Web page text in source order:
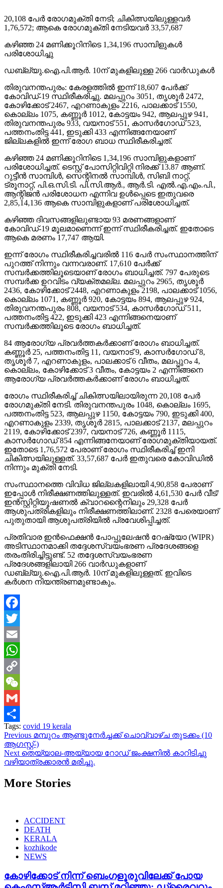
20,108 പേര്‍ രോഗമുക്തി നേടി; ചികിത്സയിലുള്ളവര്‍
1,76,572; ആകെ രോഗമുക്തി നേടിയവര്‍ 33,57,687
കഴിഞ്ഞ 24 മണിക്കൂറിനിടെ 1,34,196 സാമ്പിളുകള്‍
പരിശോധിച്ചു
ഡബ്ല്യു.ഐ.പി.ആര്‍. 10ന് മുകളിലുള്ള 266 വാര്‍ഡുകള്‍
തിരുവനന്തപുരം: കേരളത്തില്‍ ഇന്ന് 18,607 പേര്‍ക്ക്
കോവിഡ്-19 സ്ഥിരീകരിച്ചു. മലപ്പുറം 3051, തൃശൂര്‍ 2472,
കോഴിക്കോട് 2467, എറണാകുളം 2216, പാലക്കാട് 1550,
കൊല്ലം 1075, കണ്ണൂര്‍ 1012, കോട്ടയം 942, ആലപ്പുഴ 941,
തിരുവനന്തപുരം 933, വയനാട് 551, കാസര്‍ഗോഡ് 523,
പത്തനംതിട്ട 441, ഇടുക്കി 433 എന്നിങ്ങനേയാണ്
ജില്ലകളില്‍ ഇന്ന് രോഗ ബാധ സ്ഥിരീകരിച്ചത്.
കഴിഞ്ഞ 24 മണിക്കൂറിനിടെ 1,34,196 സാമ്പിളുകളാണ്
പരിശോധിച്ചത്. ടെസ്റ്റ് പോസിറ്റിവിറ്റി നിരക്ക് 13.87 ആണ്.
റുട്ടീന്‍ സാമ്പിള്‍, സെന്റിനല്‍ സാമ്പിള്‍, സിബി നാറ്റ്,
ട്രൂനാറ്റ്, പി.ഒ.സി.ടി. പി.സി.ആര്‍., ആര്‍.ടി. എല്‍.എ.എം.പി.,
ആന്റിജന്‍ പരിശോധന എന്നിവ ഉള്‍പ്പെടെ ഇതുവരെ
2,85,14,136 ആകെ സാമ്പിളുകളാണ് പരിശോധിച്ചത്.
കഴിഞ്ഞ ദിവസങ്ങളിലുണ്ടായ 93 മരണങ്ങളാണ്
കോവിഡ്-19 മൂലമാണെന്ന് ഇന്ന് സ്ഥിരീകരിച്ചത്. ഇതോടെ
ആകെ മരണം 17,747 ആയി.
ഇന്ന് രോഗം സ്ഥിരീകരിച്ചവരില്‍ 116 പേര്‍ സംസ്ഥാനത്തിന്
പുറത്ത് നിന്നും വന്നവരാണ്. 17,610 പേര്‍ക്ക്
സമ്പര്‍ക്കത്തിലൂടെയാണ് രോഗം ബാധിച്ചത്. 797 പേരുടെ
സമ്പര്‍ക്ക ഉറവിടം വ്യക്തമല്ല. മലപ്പുറം 2965, തൃശൂര്‍
2436, കോഴിക്കോട് 2448, എറണാകുളം 2198, പാലക്കാട് 1056,
കൊല്ലം 1071, കണ്ണൂര്‍ 920, കോട്ടയം 894, ആലപ്പുഴ 924,
തിരുവനന്തപുരം 808, വയനാട് 534, കാസര്‍ഗോഡ് 511,
പത്തനംതിട്ട 422, ഇടുക്കി 423 എന്നിങ്ങനെയാണ്
സമ്പര്‍ക്കത്തിലൂടെ രോഗം ബാധിച്ചത്.
84 ആരോഗ്യ പ്രവര്‍ത്തകര്‍ക്കാണ് രോഗം ബാധിച്ചത്.
കണ്ണൂര്‍ 25, പത്തനംതിട്ട 11, വയനാട് 9, കാസര്‍ഗോഡ് 8,
തൃശൂര്‍ 7, എറണാകുളം, പാലക്കാട് 6 വീതം, മലപ്പുറം 4,
കൊല്ലം, കോഴിക്കോട് 3 വീതം, കോട്ടയം 2 എന്നിങ്ങനെ
ആരോഗ്യ പ്രവര്‍ത്തകര്‍ക്കാണ് രോഗം ബാധിച്ചത്.
രോഗം സ്ഥിരീകരിച്ച് ചികിത്സയിലായിരുന്ന 20,108 പേര്‍
രോഗമുക്തി നേടി. തിരുവനന്തപുരം 1048, കൊല്ലം 1695,
പത്തനംതിട്ട 523, ആലപ്പുഴ 1150, കോട്ടയം 790, ഇടുക്കി 400,
എറണാകുളം 2339, തൃശൂര്‍ 2815, പാലക്കാട് 2137, മലപ്പുറം
2119, കോഴിക്കോട് 2397, വയനാട് 726, കണ്ണൂര്‍ 1115,
കാസര്‍ഗോഡ് 854 എന്നിങ്ങനേയാണ് രോഗമുക്തിയായത്.
ഇതോടെ 1,76,572 പേരാണ് രോഗം സ്ഥിരീകരിച്ച് ഇനി
ചികിത്സയിലുള്ളത്. 33,57,687 പേര്‍ ഇതുവരെ കോവിഡില്‍
നിന്നും മുക്തി നേടി.
സംസ്ഥാനത്തെ വിവിധ ജില്ലകളിലായി 4,90,858 പേരാണ്
ഇപ്പോള്‍ നിരീക്ഷണത്തിലുള്ളത്. ഇവരില്‍ 4,61,530 പേര്‍ വീട്/
ഇന്‍സ്റ്റിറ്റിയൂഷണല്‍ ക്വാറന്റൈനിലും 29,328 പേര്‍
ആശുപത്രികളിലും നിരീക്ഷണത്തിലാണ്. 2328 പേരെയാണ്
പുതുതായി ആശുപത്രിയില്‍ പ്രവേശിപ്പിച്ചത്.
പ്രതിവാര ഇന്‍ഫെക്ഷന്‍ പോപ്പുലേഷന്‍ റേഷ്യോ (WIPR)
അടിസ്ഥാനമാക്കി തദ്ദേശസ്വയംഭരണ പ്രദേശങ്ങളെ
തരംതിരിച്ചിട്ടുണ്ട്. 52 തദ്ദേശസ്വയംഭരണ
പ്രദേശങ്ങളിലായി 266 വാര്‍ഡുകളാണ്
ഡബ്ല്യു.ഐ.പി.ആര്‍. 10ന് മുകളിലുള്ളത്. ഇവിടെ
കര്‍ശന നിയന്ത്രണമുണ്ടാകും.
Facebook
Twitter
Email
WhatsApp
Copy
Link
WeChat
Gmail
Share
Tags: covid 19 kerala
Continue
Reading
Previous മമ്പുറം ആണ്ടുനേര്‍ച്ചക്ക് ചൊവ്വാഴ്ച തുടക്കം (10
ആഗസ്റ്റ്-)
Next തെയ്യാല-അയ്യായ റോഡ് ജംക്ഷനിൽ കാറിടിച്ചു
വഴിയാത്രക്കാരൻ മരിച്ചു.
More Stories
ACCIDENT
DEATH
KERALA
kozhikode
NEWS
കോഴിക്കോട് നിന്ന് ബെംഗളൂരുവിലേക്ക് പോയ